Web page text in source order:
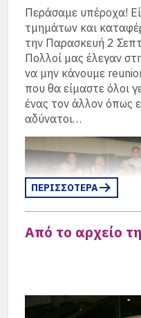
πιστεύω.
Και όταν βλεπόμαστε
μάτια του “τότε”. Το
σαν να σου χαρίζει
Το mini reunion
– πολύ γέλιο και
– την υπόσχεση να
όποιος μπορεί»)
– την πολύ
Μητρόπουλου να μας
πούλμαν (!!!)
Εις το επανιδείν!,
Περάσαμε υπέροχα!
τμημάτων και
την Παρασκευή 2
Πολλοί μας έλεγαν
να μην κάνουμε
που θα είμαστε όλοι
ένας τον άλλον όπως
αδύνατοι…
ΠΕΡΙΣΣΟΤΕΡΑ
Από το αρχείο